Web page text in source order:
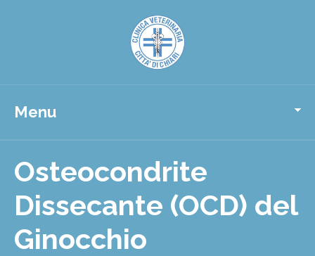
Menu
Osteocondrite
Dissecante (OCD) del
Ginocchio